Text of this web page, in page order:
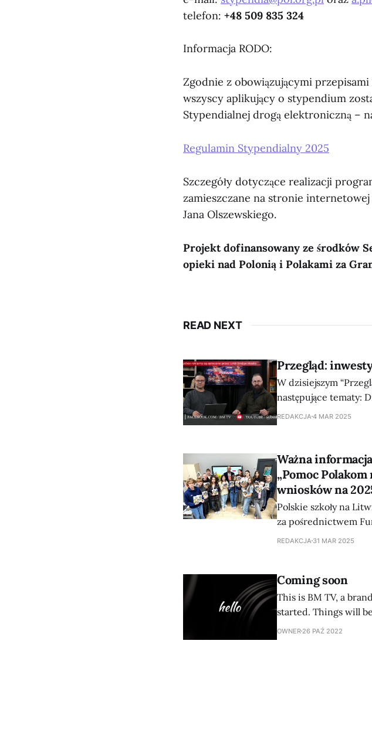
telefon: +48 509 835 324
Informacja RODO:
Zgodnie z obowiązującymi
wszyscy aplikujący o stypendium
Stypendialnej drogą elektroniczną –
Regulamin Stypendialny 2025
Szczegóły dotyczące realizacji
zamieszczane na stronie
Jana Olszewskiego.
Projekt dofinansowany ze środków
opieki nad Polonią i Polakami za
READ NEXT
Przegląd:
W dzisiejszym
następujące tematy:
konsekwencje?
REDAKCJA 4 MAR 2025
Ważna
„Pomoc Polakom
wniosków na
Polskie szkoły na
za pośrednictwem
Olszewskiego. - Do tej pory szkoły zwracały się do nas za pośrednictwem
REDAKCJA 31 MAR 2025
Coming soon
This is BM TV, a
started. Things will
in the meantime if
OWNER 26 PAŹ 2022